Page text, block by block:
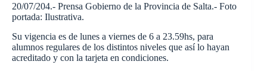
20/07/204.- Prensa Gobierno de la Provincia de Salta.- Foto
portada: Ilustrativa.
Su vigencia es de lunes a viernes de 6 a 23.59hs, para
alumnos regulares de los distintos niveles que así lo hayan
acreditado y con la tarjeta en condiciones.